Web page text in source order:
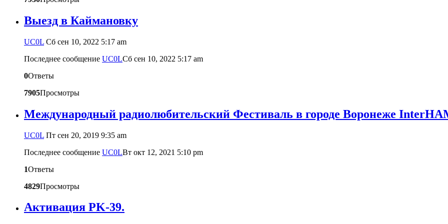
Выезд в Каймановку
UC0L Сб сен 10, 2022 5:17 am
Последнее сообщение UC0LСб сен 10, 2022 5:17 am
0Ответы
7905Просмотры
Международный радиолюбительский Фестиваль в городе Воронеже
UC0L Пт сен 20, 2019 9:35 am
Последнее сообщение UC0LВт окт 12, 2021 5:10 pm
1Ответы
4829Просмотры
Активация PK-39.